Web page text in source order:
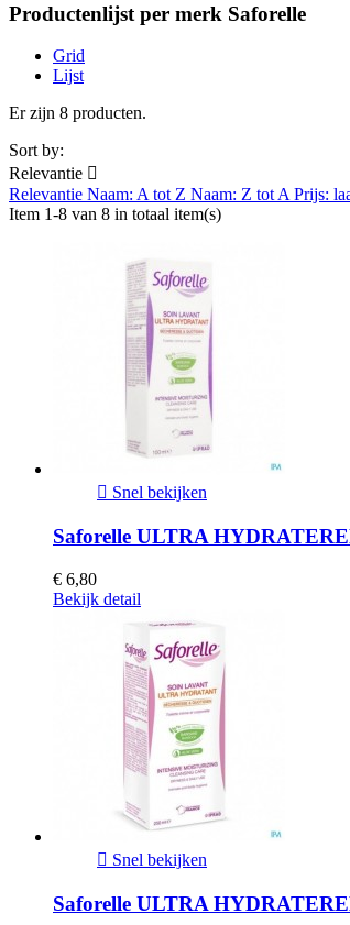
Productenlijst per merk Saforelle
Grid
Lijst
Er zijn 8 producten.
Sort by:
Relevantie 
Relevantie Naam: A tot Z Naam: Z tot APrijs:
Item 1-8 van 8 in totaal item(s)
 Snel bekijken
Saforelle ULTRA
€ 6,80
Bekijk detail
 Snel bekijken
Saforelle ULTRA